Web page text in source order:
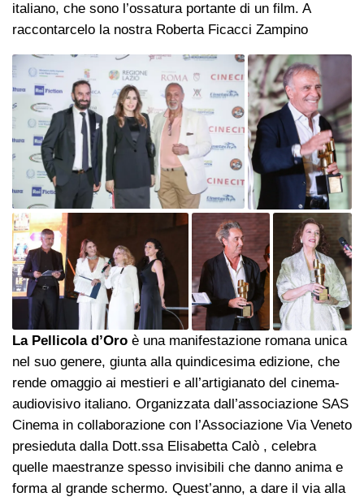
italiano, che sono l’ossatura portante di un film. A
raccontarcelo la nostra Roberta Ficacci Zampino
La Pellicola d’Oro è una manifestazione romana unica
nel suo genere, giunta alla quindicesima edizione, che
rende omaggio ai mestieri e all’artigianato del cinema-
audiovisivo italiano. Organizzata dall’associazione SAS
Cinema in collaborazione con l’Associazione Via Veneto
presieduta dalla Dott.ssa Elisabetta Calò , celebra
quelle maestranze spesso invisibili che danno anima e
forma al grande schermo. Quest’anno, a dare il via alla